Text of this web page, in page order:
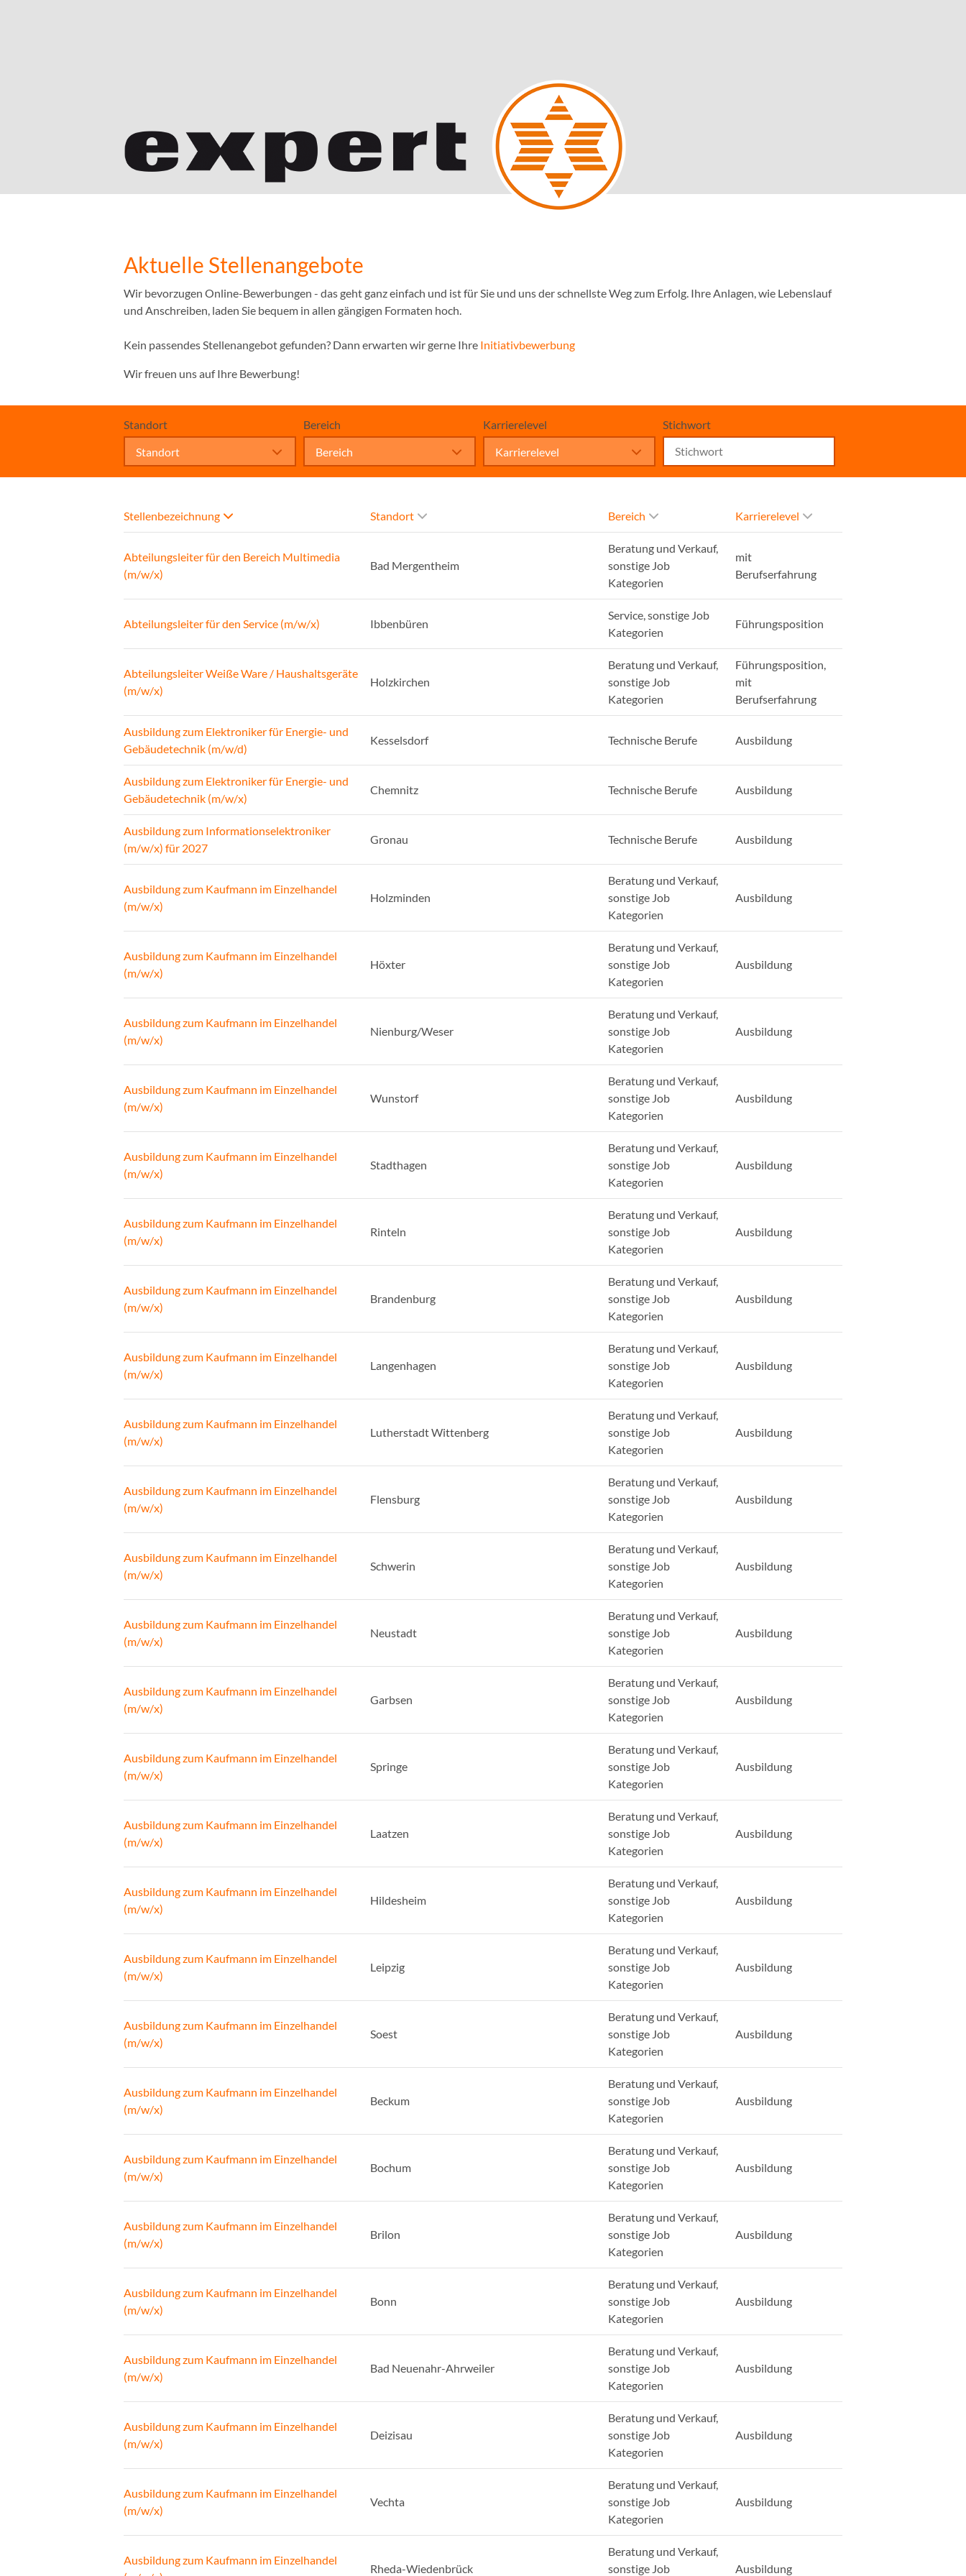
Aktuelle Stellenangebote
Wir bevorzugen Online-Bewerbungen - das geht ganz einfach und ist für Sie und uns der schnellste Weg zum Erfolg. Ihre Anlagen, wie Lebenslauf
und Anschreiben, laden Sie bequem in allen gängigen Formaten hoch.
Kein passendes Stellenangebot gefunden? Dann erwarten wir gerne Ihre Initiativbewerbung
Wir freuen uns auf Ihre Bewerbung!
Standort
Standort
Bereich
Bereich
Karrierelevel
Karrierelevel
Stichwort
Stellenbezeichnung Standort Bereich Karrierelevel
Abteilungsleiter für den Bereich Multimedia
(m/w/x)
Bad Mergentheim
Beratung und Verkauf,
sonstige Job
Kategorien
mit
Berufserfahrung
Abteilungsleiter für den Service (m/w/x) Ibbenbüren
Service, sonstige Job
Kategorien
Führungsposition
Abteilungsleiter Weiße Ware / Haushaltsgeräte
(m/w/x)
Holzkirchen
Beratung und Verkauf,
sonstige Job
Kategorien
Führungsposition,
mit
Berufserfahrung
Ausbildung zum Elektroniker für Energie- und
Gebäudetechnik (m/w/d)
Kesselsdorf Technische Berufe Ausbildung
Ausbildung zum Elektroniker für Energie- und
Gebäudetechnik (m/w/x)
Chemnitz Technische Berufe Ausbildung
Ausbildung zum Informationselektroniker
(m/w/x) für 2027
Gronau Technische Berufe Ausbildung
Ausbildung zum Kaufmann im Einzelhandel
(m/w/x)
Holzminden
Beratung und Verkauf,
sonstige Job
Kategorien
Ausbildung
Ausbildung zum Kaufmann im Einzelhandel
(m/w/x)
Höxter
Beratung und Verkauf,
sonstige Job
Kategorien
Ausbildung
Ausbildung zum Kaufmann im Einzelhandel
(m/w/x)
Nienburg/Weser
Beratung und Verkauf,
sonstige Job
Kategorien
Ausbildung
Ausbildung zum Kaufmann im Einzelhandel
(m/w/x)
Wunstorf
Beratung und Verkauf,
sonstige Job
Kategorien
Ausbildung
Ausbildung zum Kaufmann im Einzelhandel
(m/w/x)
Stadthagen
Beratung und Verkauf,
sonstige Job
Kategorien
Ausbildung
Ausbildung zum Kaufmann im Einzelhandel
(m/w/x)
Rinteln
Beratung und Verkauf,
sonstige Job
Kategorien
Ausbildung
Ausbildung zum Kaufmann im Einzelhandel
(m/w/x)
Brandenburg
Beratung und Verkauf,
sonstige Job
Kategorien
Ausbildung
Ausbildung zum Kaufmann im Einzelhandel
(m/w/x)
Langenhagen
Beratung und Verkauf,
sonstige Job
Kategorien
Ausbildung
Ausbildung zum Kaufmann im Einzelhandel
(m/w/x)
Lutherstadt Wittenberg
Beratung und Verkauf,
sonstige Job
Kategorien
Ausbildung
Ausbildung zum Kaufmann im Einzelhandel
(m/w/x)
Flensburg
Beratung und Verkauf,
sonstige Job
Kategorien
Ausbildung
Ausbildung zum Kaufmann im Einzelhandel
(m/w/x)
Schwerin
Beratung und Verkauf,
sonstige Job
Kategorien
Ausbildung
Ausbildung zum Kaufmann im Einzelhandel
(m/w/x)
Neustadt
Beratung und Verkauf,
sonstige Job
Kategorien
Ausbildung
Ausbildung zum Kaufmann im Einzelhandel
(m/w/x)
Garbsen
Beratung und Verkauf,
sonstige Job
Kategorien
Ausbildung
Ausbildung zum Kaufmann im Einzelhandel
(m/w/x)
Springe
Beratung und Verkauf,
sonstige Job
Kategorien
Ausbildung
Ausbildung zum Kaufmann im Einzelhandel
(m/w/x)
Laatzen
Beratung und Verkauf,
sonstige Job
Kategorien
Ausbildung
Ausbildung zum Kaufmann im Einzelhandel
(m/w/x)
Hildesheim
Beratung und Verkauf,
sonstige Job
Kategorien
Ausbildung
Ausbildung zum Kaufmann im Einzelhandel
(m/w/x)
Leipzig
Beratung und Verkauf,
sonstige Job
Kategorien
Ausbildung
Ausbildung zum Kaufmann im Einzelhandel
(m/w/x)
Soest
Beratung und Verkauf,
sonstige Job
Kategorien
Ausbildung
Ausbildung zum Kaufmann im Einzelhandel
(m/w/x)
Beckum
Beratung und Verkauf,
sonstige Job
Kategorien
Ausbildung
Ausbildung zum Kaufmann im Einzelhandel
(m/w/x)
Bochum
Beratung und Verkauf,
sonstige Job
Kategorien
Ausbildung
Ausbildung zum Kaufmann im Einzelhandel
(m/w/x)
Brilon
Beratung und Verkauf,
sonstige Job
Kategorien
Ausbildung
Ausbildung zum Kaufmann im Einzelhandel
(m/w/x)
Bonn
Beratung und Verkauf,
sonstige Job
Kategorien
Ausbildung
Ausbildung zum Kaufmann im Einzelhandel
(m/w/x)
Bad Neuenahr-Ahrweiler
Beratung und Verkauf,
sonstige Job
Kategorien
Ausbildung
Ausbildung zum Kaufmann im Einzelhandel
(m/w/x)
Deizisau
Beratung und Verkauf,
sonstige Job
Kategorien
Ausbildung
Ausbildung zum Kaufmann im Einzelhandel
(m/w/x)
Vechta
Beratung und Verkauf,
sonstige Job
Kategorien
Ausbildung
Ausbildung zum Kaufmann im Einzelhandel
Rheda-Wiedenbrück
Beratung und Verkauf,
sonstige Job
Ausbildung